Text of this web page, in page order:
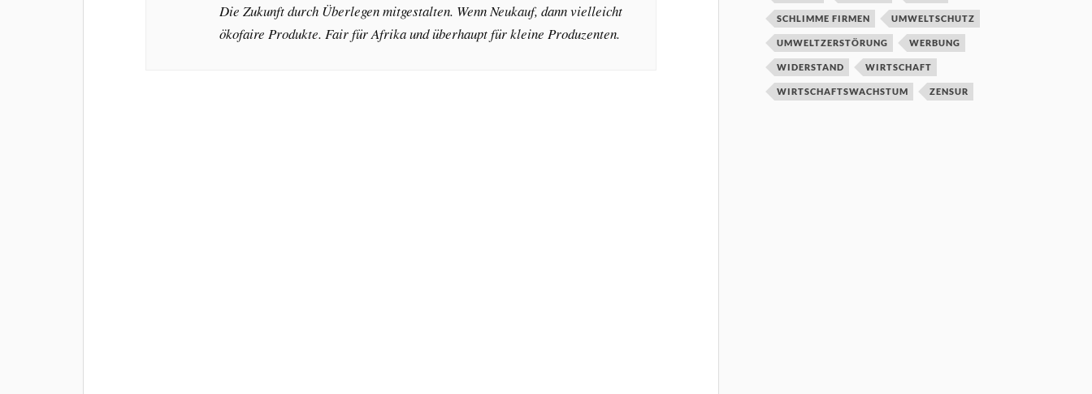
Die Zukunft durch Überlegen mitgestalten. Wenn Neukauf, dann vielleicht
ökofaire Produkte. Fair für Afrika und überhaupt für kleine Produzenten.
SCHLIMME FIRMEN UMWELTSCHUTZ
UMWELTZERSTÖRUNG WERBUNG
WIDERSTAND WIRTSCHAFT
WIRTSCHAFTSWACHSTUM ZENSUR